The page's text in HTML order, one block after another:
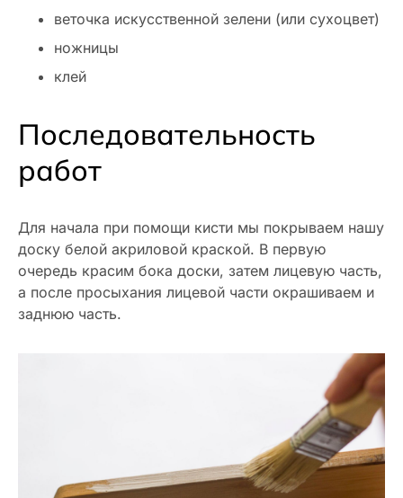
веточка искусственной зелени (или сухоцвет)
ножницы
клей
Последовательность
работ
Для начала при помощи кисти мы покрываем нашу
доску белой акриловой краской. В первую
очередь красим бока доски, затем лицевую часть,
а после просыхания лицевой части окрашиваем и
заднюю часть.